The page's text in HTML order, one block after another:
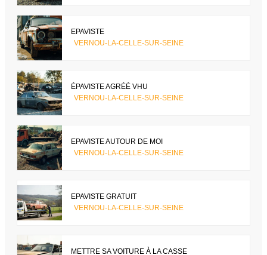
EPAVISTE
VERNOU-LA-CELLE-SUR-SEINE
ÉPAVISTE AGRÉÉ VHU
VERNOU-LA-CELLE-SUR-SEINE
EPAVISTE AUTOUR DE MOI
VERNOU-LA-CELLE-SUR-SEINE
EPAVISTE GRATUIT
VERNOU-LA-CELLE-SUR-SEINE
METTRE SA VOITURE À LA CASSE